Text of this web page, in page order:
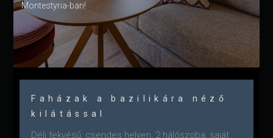
Montestyria-ban!
Faházak a bazilikára néző
kilátással
Déli fekvésű, csendes helyen, 2 hálószoba, saját